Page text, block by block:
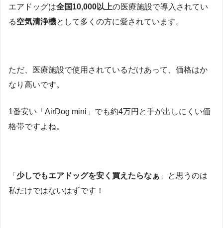
エアドッグは全国10,000以上の医療施設で導入されてい
る空気清浄機として多くの方に愛されています。
ただ、医療施設で使用されているだけあって、価格はか
なり高いです。
1番安い「AirDog mini」でも約4万円と手が出しにくい価
格帯ですよね。
「 少しでもエアドッグを安く買えたらなぁ 」と思うのは
私だけではないはずです！